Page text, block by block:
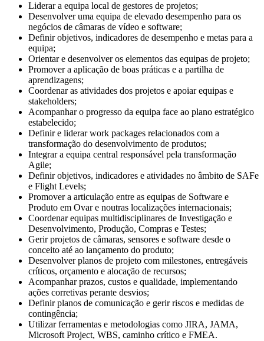
Liderar a equipa local de gestores de projetos;
Desenvolver uma equipa de elevado desempenho para os
negócios de câmaras de vídeo e software;
Definir objetivos, indicadores de desempenho e metas para a
equipa;
Orientar e desenvolver os elementos das equipas de projeto;
Promover a aplicação de boas práticas e a partilha de
aprendizagens;
Coordenar as atividades dos projetos e apoiar equipas e
stakeholders;
Acompanhar o progresso da equipa face ao plano estratégico
estabelecido;
Definir e liderar work packages relacionados com a
transformação do desenvolvimento de produtos;
Integrar a equipa central responsável pela transformação
Agile;
Definir objetivos, indicadores e atividades no âmbito de SAFe
e Flight Levels;
Promover a articulação entre as equipas de Software e
Produto em Ovar e noutras localizações internacionais;
Coordenar equipas multidisciplinares de Investigação e
Desenvolvimento, Produção, Compras e Testes;
Gerir projetos de câmaras, sensores e software desde o
conceito até ao lançamento do produto;
Desenvolver planos de projeto com milestones, entregáveis
críticos, orçamento e alocação de recursos;
Acompanhar prazos, custos e qualidade, implementando
ações corretivas perante desvios;
Definir planos de comunicação e gerir riscos e medidas de
contingência;
Utilizar ferramentas e metodologias como JIRA, JAMA,
Microsoft Project, WBS, caminho crítico e FMEA.